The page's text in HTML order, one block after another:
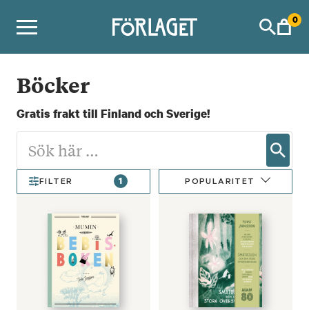
0
Böcker
Gratis frakt till Finland och Sverige!
FILTER 1 POPULARITET